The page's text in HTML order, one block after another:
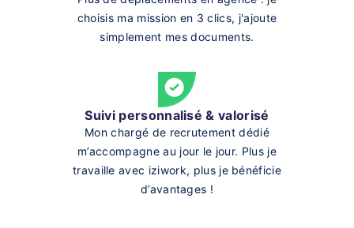
choisis ma mission en 3 clics, j'ajoute
simplement mes documents.
Suivi personnalisé & valorisé
Mon chargé de recrutement dédié
m’accompagne au jour le jour. Plus je
travaille avec iziwork, plus je bénéficie
d’avantages !